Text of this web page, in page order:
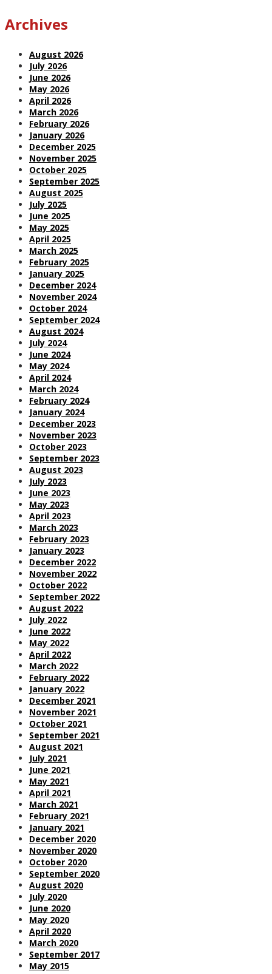
Archives
August 2026
July 2026
June 2026
May 2026
April 2026
March 2026
February 2026
January 2026
December 2025
November 2025
October 2025
September 2025
August 2025
July 2025
June 2025
May 2025
April 2025
March 2025
February 2025
January 2025
December 2024
November 2024
October 2024
September 2024
August 2024
July 2024
June 2024
May 2024
April 2024
March 2024
February 2024
January 2024
December 2023
November 2023
October 2023
September 2023
August 2023
July 2023
June 2023
May 2023
April 2023
March 2023
February 2023
January 2023
December 2022
November 2022
October 2022
September 2022
August 2022
July 2022
June 2022
May 2022
April 2022
March 2022
February 2022
January 2022
December 2021
November 2021
October 2021
September 2021
August 2021
July 2021
June 2021
May 2021
April 2021
March 2021
February 2021
January 2021
December 2020
November 2020
October 2020
September 2020
August 2020
July 2020
June 2020
May 2020
April 2020
March 2020
September 2017
May 2015